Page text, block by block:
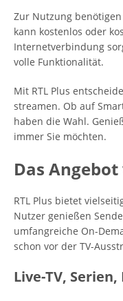
Zur Nutzung benötigen
kann kostenlos oder
Internetverbindung
volle Funktionalität.
Mit RTL Plus
streamen. Ob auf
haben die Wahl.
immer Sie möchten.
Das Angebot
RTL Plus bietet
Nutzer genießen
umfangreiche On-
schon vor der TV-
Live-TV,